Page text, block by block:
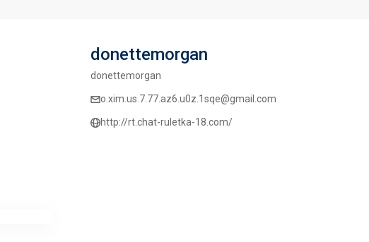
donettemorgan
donettemorgan
o.xim.us.7.77.az6.u0z.1sqe@gmail.com
http://rt.chat-ruletka-18.com/